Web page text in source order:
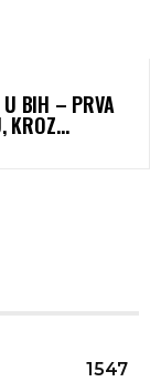
U BIH – PRVA
KROZ
1547